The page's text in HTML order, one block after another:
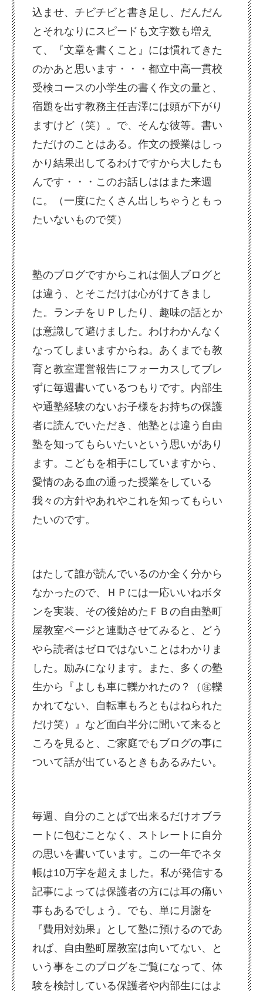
込ませ、チビチビと書き足し、だんだん
とそれなりにスピードも文字数も増え
て、『文章を書くこと』には慣れてきた
のかあと思います・・・都立中高一貫校
受検コースの小学生の書く作文の量と、
宿題を出す教務主任吉澤には頭が下がり
ますけど（笑）。で、そんな彼等。書い
ただけのことはある。作文の授業はしっ
かり結果出してるわけですから大したも
んです・・・このお話しははまた来週
に。（一度にたくさん出しちゃうともっ
たいないもので笑）
塾のブログですからこれは個人ブログと
は違う、とそこだけは心がけてきまし
た。ランチをＵＰしたり、趣味の話とか
は意識して避けました。わけわかんなく
なってしまいますからね。あくまでも教
育と教室運営報告にフォーカスしてブレ
ずに毎週書いているつもりです。内部生
や通塾経験のないお子様をお持ちの保護
者に読んでいただき、他塾とは違う自由
塾を知ってもらいたいという思いがあり
ます。こどもを相手にしていますから、
愛情のある血の通った授業をしている
我々の方針やあれやこれを知ってもらい
たいのです。
はたして誰が読んでいるのか全く分から
なかったので、ＨＰには一応いいねボタ
ンを実装、その後始めたＦＢの自由塾町
屋教室ページと連動させてみると、どう
やら読者はゼロではないことはわかりま
した。励みになります。また、多くの塾
生から『よしも車に轢かれたの？（㊟轢
かれてない、自転車もろともはねられた
だけ笑）』など面白半分に聞いて来ると
ころを見ると、ご家庭でもブログの事に
ついて話が出ているときもあるみたい。
毎週、自分のことばで出来るだけオブラ
ートに包むことなく、ストレートに自分
の思いを書いています。この一年でネタ
帳は10万字を超えました。私が発信する
記事によっては保護者の方には耳の痛い
事もあるでしょう。でも、単に月謝を
『費用対効果』として塾に預けるのであ
れば、自由塾町屋教室は向いてない、と
いう事をこのブログをご覧になって、体
験を検討している保護者や内部生にはよ